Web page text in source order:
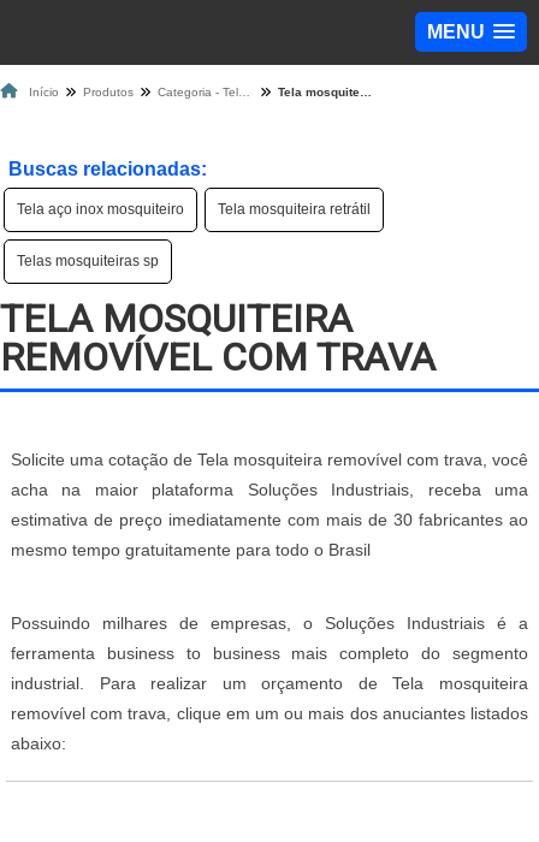
MENU
Início Produtos
Buscas relacionadas:
Tela aço inox mosquiteiro Tela mosquiteira retrátil
Telas mosquiteiras sp
TELA MOSQUITEIRA
REMOVÍVEL COM TRAVA
Solicite uma cotação de Tela mosquiteira removível com trava, você
acha na maior plataforma Soluções Industriais, receba uma
estimativa de preço imediatamente com mais de 30 fabricantes ao
mesmo tempo gratuitamente para todo o Brasil
Possuindo milhares de empresas, o Soluções Industriais é a
ferramenta business to business mais completo do segmento
industrial. Para realizar um orçamento de Tela mosquiteira
removível com trava, clique em um ou mais dos anuciantes listados
abaixo: